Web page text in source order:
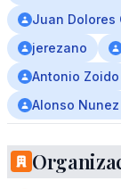
Juan Dolores
jerezano
Antonio Zoido
Alonso